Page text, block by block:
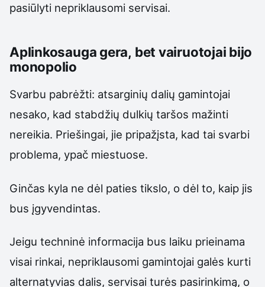
pasiūlyti nepriklausomi servisai.
Aplinkosauga gera, bet vairuotojai bijo
monopolio
Svarbu pabrėžti: atsarginių dalių gamintojai
nesako, kad stabdžių dulkių taršos mažinti
nereikia. Priešingai, jie pripažįsta, kad tai svarbi
problema, ypač miestuose.
Ginčas kyla ne dėl paties tikslo, o dėl to, kaip jis
bus įgyvendintas.
Jeigu techninė informacija bus laiku prieinama
visai rinkai, nepriklausomi gamintojai galės kurti
alternatyvias dalis, servisai turės pasirinkimą, o